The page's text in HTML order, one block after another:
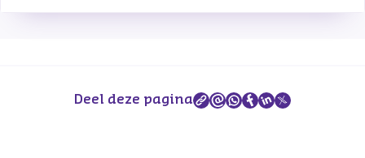
Deel deze pagina